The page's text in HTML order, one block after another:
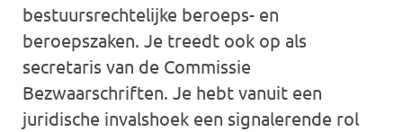
bestuursrechtelijke beroeps- en
beroepszaken. Je treedt ook op als
secretaris van de Commissie
Bezwaarschriften. Je hebt vanuit een
juridische invalshoek een signalerende rol